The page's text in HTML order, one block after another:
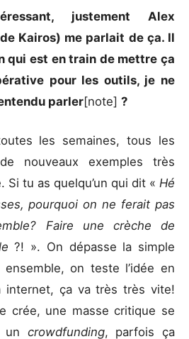
justement Alex
Kairos) me parlait de ça. Il
qui est en train de mettre ça
pour les outils, je ne
parler[note] ?
les semaines, tous les
nouveaux exemples très
Si tu as quelqu’un qui dit « Hé
pourquoi on ne ferait pas
Faire une crèche de
?! ». On dépasse la simple
on teste l’idée en
internet, ça va très très vite!
crée, une masse critique se
un crowdfunding, parfois ça